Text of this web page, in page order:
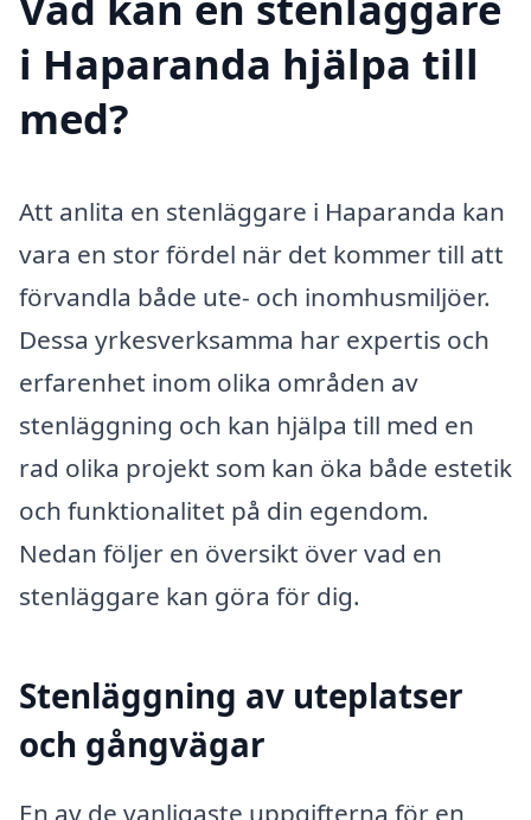
i Haparanda hjälpa till
med?
Att anlita en stenläggare i Haparanda kan
vara en stor fördel när det kommer till att
förvandla både ute- och inomhusmiljöer.
Dessa yrkesverksamma har expertis och
erfarenhet inom olika områden av
stenläggning och kan hjälpa till med en
rad olika projekt som kan öka både estetik
och funktionalitet på din egendom.
Nedan följer en översikt över vad en
stenläggare kan göra för dig.
Stenläggning av uteplatser
och gångvägar
En av de vanligaste uppgifterna för en